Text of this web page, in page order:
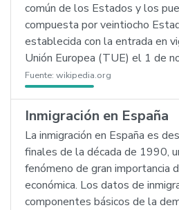
común de los Estados y los
compuesta por veintiocho
establecida con la entrada en
Unión Europea (TUE) el 1 de
Fuente: wikipedia.org
Inmigración en España
La inmigración en España es
finales de la década de 1990,
fenómeno de gran importancia
económica. Los datos de
componentes básicos de la